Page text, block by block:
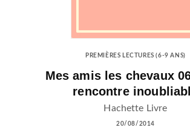
PREMIÈRES LECTURES (6-9 ANS)
Mes amis les chevaux
rencontre
Hachette Livre
20/08/2014